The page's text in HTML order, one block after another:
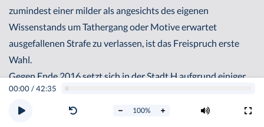
00:00/42:35
100%
zumindest einer milder als angesichts des eigenen
Wissenstands um Tathergang oder Motive erwartet
ausgefallenen Strafe zu verlassen, ist das Freispruch erste
Wahl.
Gegen Ende 2016 setzt sich in der Stadt H aufgrund einiger
medienwirksamer Vorfälle in öffentlichen Verkehrsmitteln,
die politische Ansicht durch, dass Straftäter erheblich härter